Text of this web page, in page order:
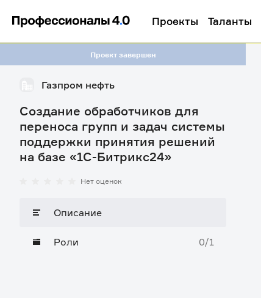
Проекты Таланты
Проект завершен
Газпром нефть
Создание обработчиков для
переноса групп и задач системы
поддержки принятия решений
на базе «1С-Битрикс24»
Нет оценок
Описание
Роли 0/1